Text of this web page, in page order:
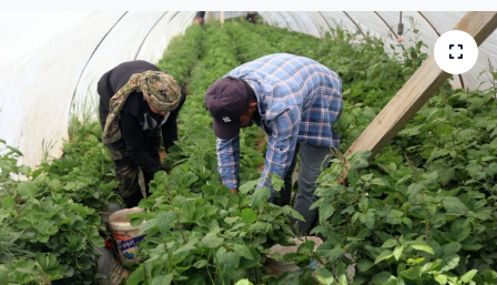
SAĞLIK
DÜNYA
EĞİTİM
TURİZM
RÖPORTAJ